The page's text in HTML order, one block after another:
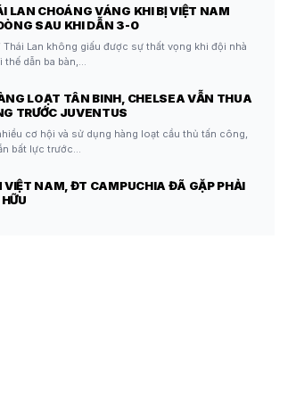
LAN CHOÁNG VÁNG KHI BỊ VIỆT NAM
SAU KHI DẪN 3-0
Thái Lan không giấu được sự thất vọng khi đội nhà
thế dẫn ba bàn,…
LOẠT TÂN BINH, CHELSEA VẪN THUA
TRƯỚC JUVENTUS
cơ hội và sử dụng hàng loạt cầu thủ tấn công,
bất lực trước…
VIỆT NAM, ĐT CAMPUCHIA ĐÃ GẶP PHẢI